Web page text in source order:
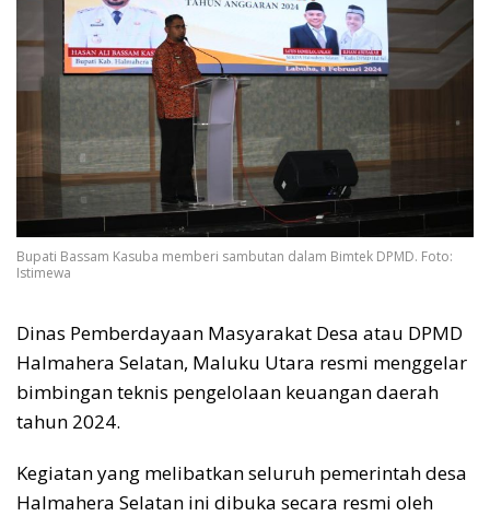
Bupati Bassam Kasuba memberi sambutan dalam Bimtek DPMD. Foto:
Istimewa
Dinas Pemberdayaan Masyarakat Desa atau DPMD
Halmahera Selatan, Maluku Utara resmi menggelar
bimbingan teknis pengelolaan keuangan daerah
tahun 2024.
Kegiatan yang melibatkan seluruh pemerintah desa
Halmahera Selatan ini dibuka secara resmi oleh